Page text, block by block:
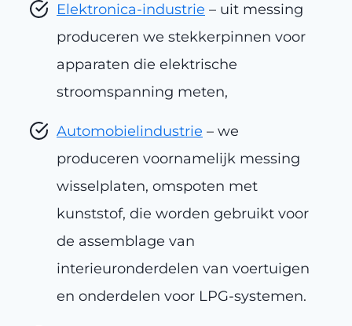
Elektronica-industrie – uit messing
produceren we stekkerpinnen voor
apparaten die elektrische
stroomspanning meten,
Automobielindustrie – we
produceren voornamelijk messing
wisselplaten, omspoten met
kunststof, die worden gebruikt voor
de assemblage van
interieuronderdelen van voertuigen
en onderdelen voor LPG-systemen.